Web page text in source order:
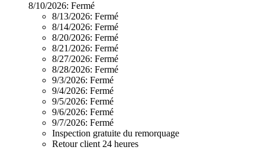
8/10/2026: Fermé
8/13/2026: Fermé
8/14/2026: Fermé
8/20/2026: Fermé
8/21/2026: Fermé
8/27/2026: Fermé
8/28/2026: Fermé
9/3/2026: Fermé
9/4/2026: Fermé
9/5/2026: Fermé
9/6/2026: Fermé
9/7/2026: Fermé
Inspection gratuite du remorquage
Retour client 24 heures